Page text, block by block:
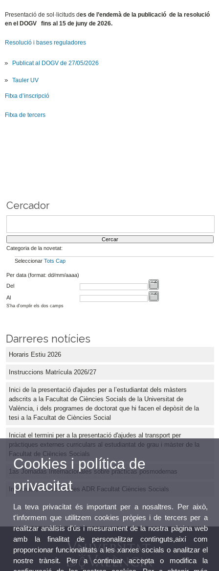
Presentació de sol·licituds des de l’endemà de la publicació de la resolució
en el DOGV
fins al 15 de juny de 2026.
Resolució i bases reguladores
Publicat al DOGV de 27/05/2026
Tauler UV
Fitxa d’inscripció
Fitxa de tercers
Cercador
Categoria de la novetat:
Seleccionar Tots Cap
Per data (format: dd/mm/aaaa)
Del
Al
S'ha d'omplir els dos camps
Darreres notícies
Horaris Estiu 2026
Instruccions Matrícula 2026/27
Inici de la presentació d'ajudes per a l’estudiantat dels màsters
adscrits a la Facultat de Ciències Socials de la Universitat de
València, i dels programes de doctorat que hi facen el depòsit de la
tesi a la Facultat de Ciències Social
Iniciat el termini per a la presentació d'ajudes al transport per
pràctiques externes curriculars al estudiantat de grau i màster de la
Facultat de Ciències Socials
1as Jornadas Internacionales sobre prácticas posmodernas
Informació convocatòries ADR Facultat Ciències Socials
Cookies i política de
privacitat
La teva privacitat és important per a nosaltres. Per això,
t'informem que utilitzem cookies pròpies i de tercers per a
realitzar anàlisis d'ús i mesurament de la nostra pàgina web
amb la finalitat de personalitzar continguts,així com
proporcionar funcionalitats a les xarxes socials o analitzar el
nostre trànsit. Per a continuar accepta o modifica la